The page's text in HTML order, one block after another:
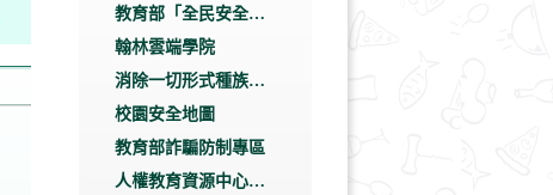
教育部「全民安全指
引」專區
翰林雲端學院
消除一切形式種族歧
視國際公約(ICERD)
校園安全地圖
教育部詐騙防制專區
人權教育資源中心網